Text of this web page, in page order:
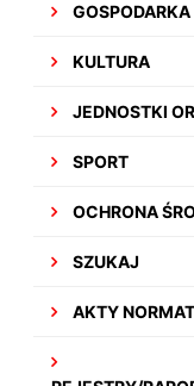
GOSPODARKA
KULTURA
JEDNOSTKI
SPORT
OCHRONA
SZUKAJ
AKTY